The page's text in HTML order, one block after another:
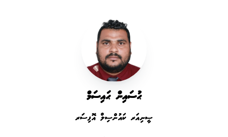
ޙުސައިން ޙައިސަމް
ސީނިއަރ ކައުންސިލް އޮފިސަރ